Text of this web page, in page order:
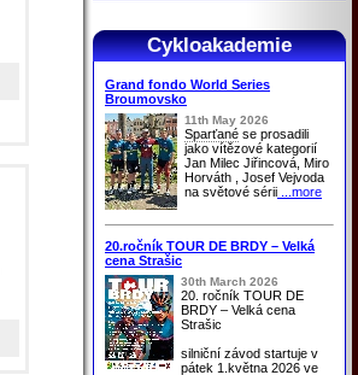
Cykloakademie
Grand fondo World Series
Broumovsko
11th May 2026
Sparťané se prosadili
jako vítězové kategorií
Jan Milec Jiřincová, Miro
Horváth , Josef Vejvoda
na světové sérii ...more
20.ročník TOUR DE BRDY – Velká
cena Strašic
30th March 2026
20. ročník TOUR DE
BRDY – Velká cena
Strašic
silniční závod startuje v
pátek 1.května 2026 ve